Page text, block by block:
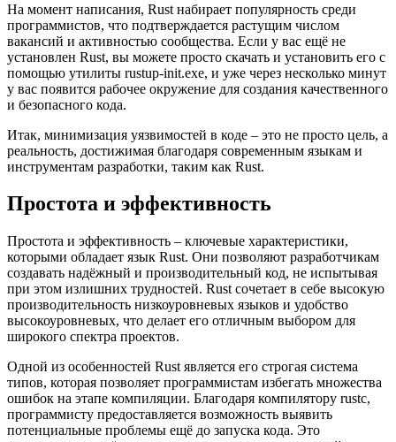
На момент написания, Rust набирает популярность среди
программистов, что подтверждается растущим числом
вакансий и активностью сообщества. Если у вас ещё не
установлен Rust, вы можете просто скачать и установить его с
помощью утилиты rustup-init.exe, и уже через несколько минут
у вас появится рабочее окружение для создания качественного
и безопасного кода.
Итак, минимизация уязвимостей в коде – это не просто цель, а
реальность, достижимая благодаря современным языкам и
инструментам разработки, таким как Rust.
Простота и эффективность
Простота и эффективность – ключевые характеристики,
которыми обладает язык Rust. Они позволяют разработчикам
создавать надёжный и производительный код, не испытывая
при этом излишних трудностей. Rust сочетает в себе высокую
производительность низкоуровневых языков и удобство
высокоуровневых, что делает его отличным выбором для
широкого спектра проектов.
Одной из особенностей Rust является его строгая система
типов, которая позволяет программистам избегать множества
ошибок на этапе компиляции. Благодаря компилятору rustc,
программисту предоставляется возможность выявить
потенциальные проблемы ещё до запуска кода. Это